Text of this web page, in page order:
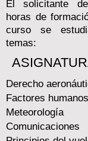
El solicitante
horas de
curso se
temas:
Derecho
Factores humanos
Meteorología
Comunicaciones